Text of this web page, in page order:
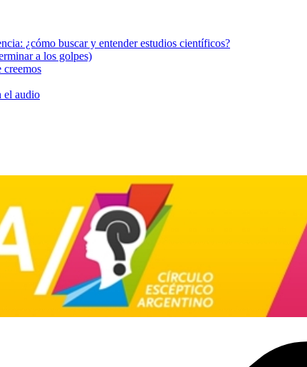
¿cómo buscar y entender estudios científicos?
a los golpes)
creemos
el audio